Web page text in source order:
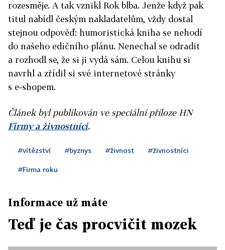
rozesměje. A tak vznikl Rok blba. Jenže když pak
titul nabídl českým nakladatelům, vždy dostal
stejnou odpověď: humoristická kniha se nehodí
do našeho edičního plánu. Nenechal se odradit
a rozhodl se, že si ji vydá sám. Celou knihu si
navrhl a zřídil si své internetové stránky
s e‑shopem.
Článek byl publikován ve speciální příloze HN
Firmy a živnostníci.
#vítězství #byznys #živnost #živnostníci
#Firma roku
Informace už máte
Teď je čas procvičit mozek